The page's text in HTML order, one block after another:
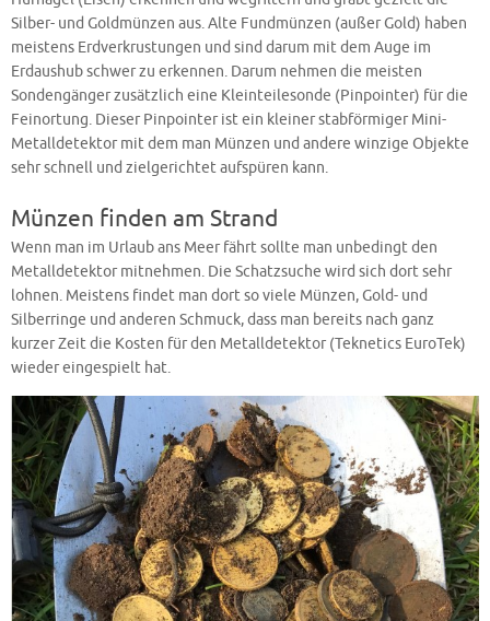
Silber- und Goldmünzen aus. Alte Fundmünzen (außer Gold) haben
meistens Erdverkrustungen und sind darum mit dem Auge im
Erdaushub schwer zu erkennen. Darum nehmen die meisten
Sondengänger zusätzlich eine Kleinteilesonde (Pinpointer) für die
Feinortung. Dieser Pinpointer ist ein kleiner stabförmiger Mini-
Metalldetektor mit dem man Münzen und andere winzige Objekte
sehr schnell und zielgerichtet aufspüren kann.
Münzen finden am Strand
Wenn man im Urlaub ans Meer fährt sollte man unbedingt den
Metalldetektor mitnehmen. Die Schatzsuche wird sich dort sehr
lohnen. Meistens findet man dort so viele Münzen, Gold- und
Silberringe und anderen Schmuck, dass man bereits nach ganz
kurzer Zeit die Kosten für den Metalldetektor (Teknetics EuroTek)
wieder eingespielt hat.